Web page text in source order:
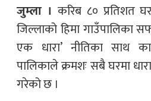
जुम्ला । करिब ८० प्रतिशत
जिल्लाको हिमा
एक धारा’ नीतिका साथ
पालिकाले क्रमशः सबै घरमा
गरेको छ ।